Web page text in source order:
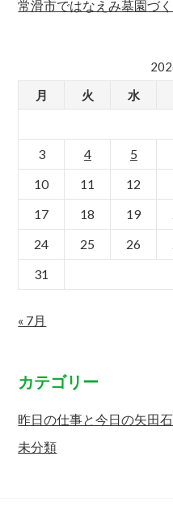
常滑市ではなえみ墓園づく
月
火 水
3
4 5
10
11 12
17
18 19
24
25 26
31
« 7月
カテゴリー
昨日の仕事と今日の矢田
未分類